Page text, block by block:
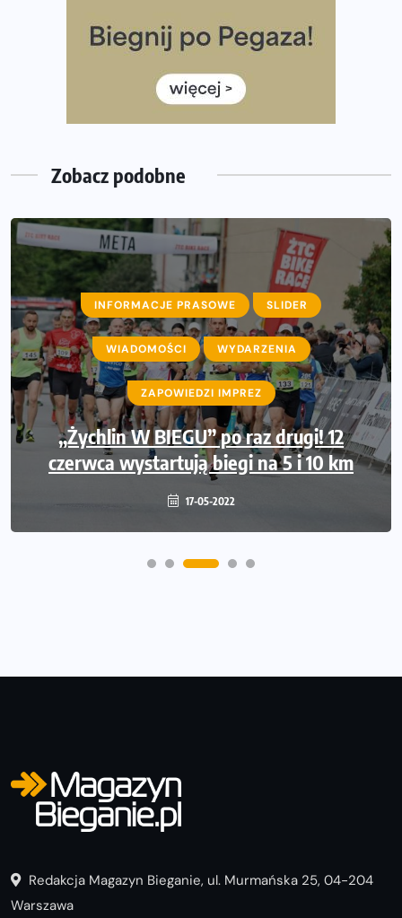
Rozbiegany Olsztyn szykuje się na weekend z
Już w tę sobotę 35. Bieg Powstania Warszawskiego.
Wystartuje rekordowa liczba uczestników
Zobacz podobne
INFORMACJE PRASOWE SLIDER
WIADOMOŚCI WYDARZENIA
ZAPOWIEDZI IMPREZ
„Żychlin W BIEGU” po raz drugi! 12
czerwca wystartują biegi na 5 i 10 km
17-05-2022
AKTUALNOŚCI INFORMACJE PRASOWE
WIADOMOŚCI WYDARZENIA
Międzynarodowe gwiazdy lekkiej atletyki
na Poznań Athletics Grand Prix!
09-05-2022
Redakcja Magazyn Bieganie, ul. Murmańska 25, 04-204
Warszawa